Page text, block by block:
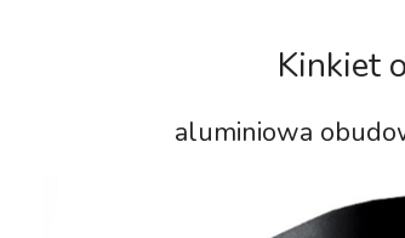
Kinkiet
aluminiowa